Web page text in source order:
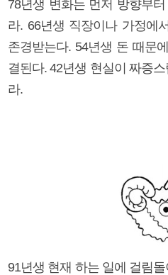
78년생 변화는 먼저 방향부
라. 66년생 직장이나 가정에
존경받는다. 54년생 돈 때문
결된다. 42년생 현실이 짜증
라.
91년생 현재 하는 일에 걸림